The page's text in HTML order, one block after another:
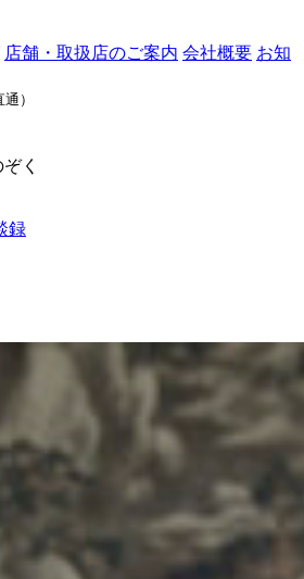
店舗・取扱店のご案内 会社概要 お知
）
く
録